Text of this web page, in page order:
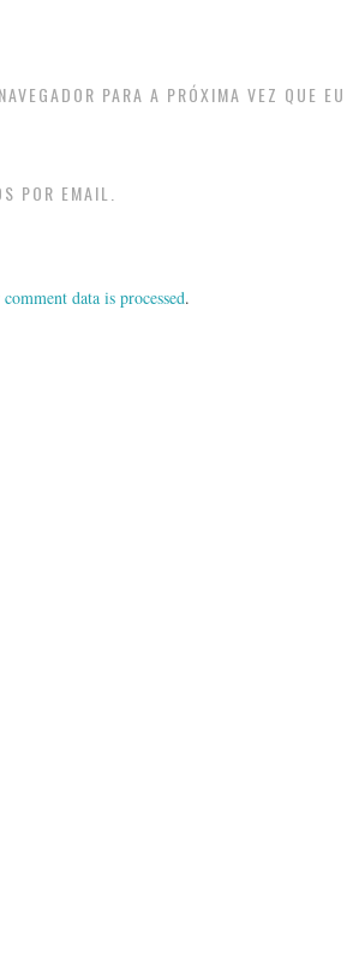
PARA A PRÓXIMA VEZ QUE EU
POR EMAIL.
data is processed.